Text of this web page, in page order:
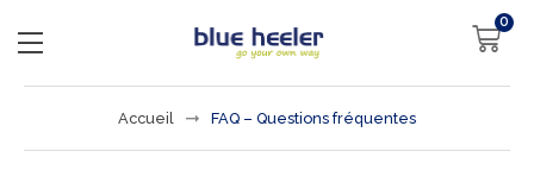
0
Accueil FAQ – Questions fréquentes